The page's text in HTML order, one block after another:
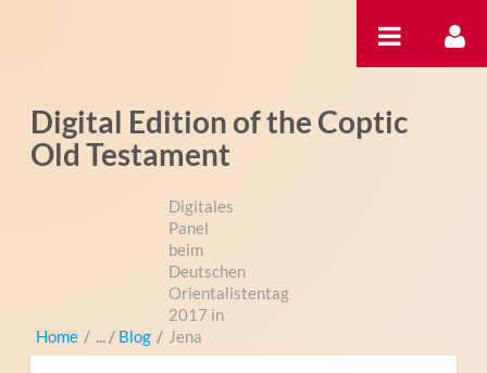
Digital Edition of the Coptic
Old Testament
Home / Blog /
Digitales
Panel
beim
Deutschen
Orientalistentag
2017 in
Jena